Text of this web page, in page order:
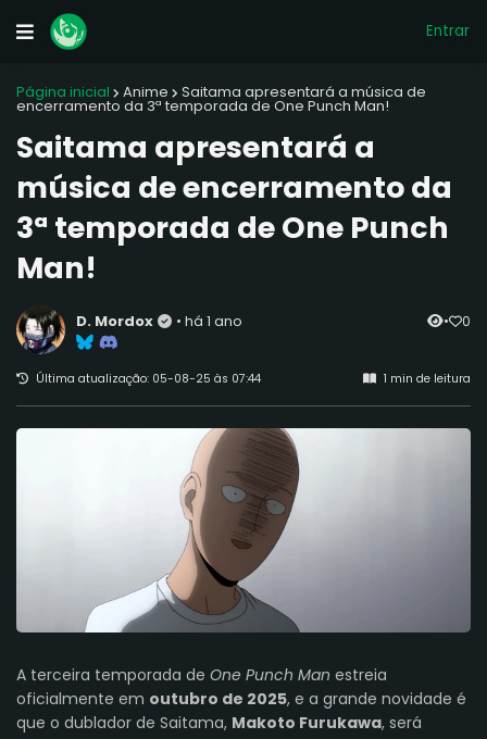
Entrar
Página inicial Anime Saitama apresentará a música de
encerramento da 3ª temporada de One Punch Man!
Saitama apresentará a
música de encerramento da
3ª temporada de One Punch
Man!
D. Mordox • há 1 ano • 0
Última atualização: 05-08-25 às 07:44 1 min de leitura
A terceira temporada de One Punch Man estreia
oficialmente em outubro de 2025, e a grande novidade é
que o dublador de Saitama, Makoto Furukawa, será